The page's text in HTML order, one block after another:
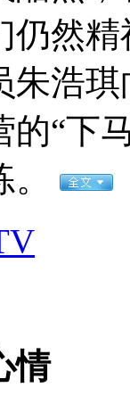
踢
仍然
朱浩
的“下
情